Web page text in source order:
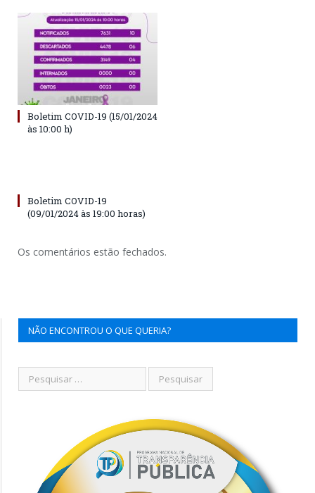
Boletim COVID-19 (15/01/2024
às 10:00 h)
Boletim COVID-19
(09/01/2024 às 19:00 horas)
Os comentários estão fechados.
NÃO ENCONTROU O QUE QUERIA?